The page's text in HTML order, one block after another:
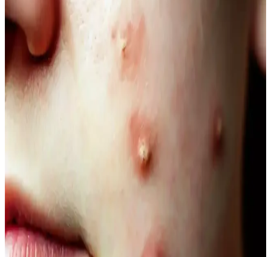
Kahve siyah ve yarı kalıcı saç renkleri, doğal görünüm ve bakım
kolaylığı sunar. Bu rehberde renk özellikleri, uygulama ve bakım
ipuçlarıyla saçınıza şıklık katın.
Doğal Denge ve Güzellik Arasındaki Bağlantı:
Güncel Trendler ve Doğal Bakım Yöntemleri
Doğal dengeyi koruma ve güzelliği destekleme yöntemleri, organik
ürünler ve yaşam tarzı alışkanlıklarıyla sağlanıyor. Güncel trendler
ve bilimsel araştırmalar, doğallığın güzellikteki önemini vurguluyor.
Doğal İçerikli Duş Jeli Seçenekleri: Le Petit
Marseillais ve Palmolive Naturals Ürünleri
Her iki markanın doğal içerikli duş jeli ürünleri, cilt sağlığı ve
ferahlık sunar. Le Petit Marseillais’in doğadan ilham alan formülleri
ve Palmolive Naturals’in hafif yapısı, çeşitli boyut ve fiyat
seçenekleriyle bakımda tercih edilir.
Vegan Göz Altı Bakım Kremleri: Doğal ve
Hayvansal İçeriksiz Çözüm Önerileri